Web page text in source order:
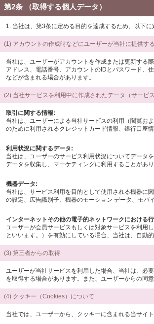
第2条 （取得する個人データ）
1. 当社は、第3条に定める目的を達成するため、以下
(1) アカウントの作成時などにユーザーが当社に提供す
当社は、ユーザーがアカウントを作成または更新する
アドレス、電話番号、アカウントのIDとパスワード、
などが含まれる場合があります。
(2) 当社サービスを利用中に作成されたデータ（サービ
取引に関する情報:
当社は、ユーザーによる当社サービスの利用（閲覧お
のために利用されるクレジットカード情報、銀行口座
利用状況に関するデータ:
当社は、ユーザーのサービス利用状況についてデータ
データを収集し、マーケティングに利用することがあ
機器データ:
当社は、サービス利用を目的として使用される機器に
の設定、広告識別子、機器のモーション データ、モバ
インターネットその他の電子的ネットワークにおける行
ユーザーが会員サービスもしくは対象サービスを利用
といいます。）を有効にしている場合、当社は、自動
(3) 第三者からの取得
ユーザーが当社サービスを利用した場合、当社は、必
を取得する場合があります。また、ユーザーからの同
(4) クッキー（Cookies）について
当社では、ユーザーから、クッキーに含まれる当サイ